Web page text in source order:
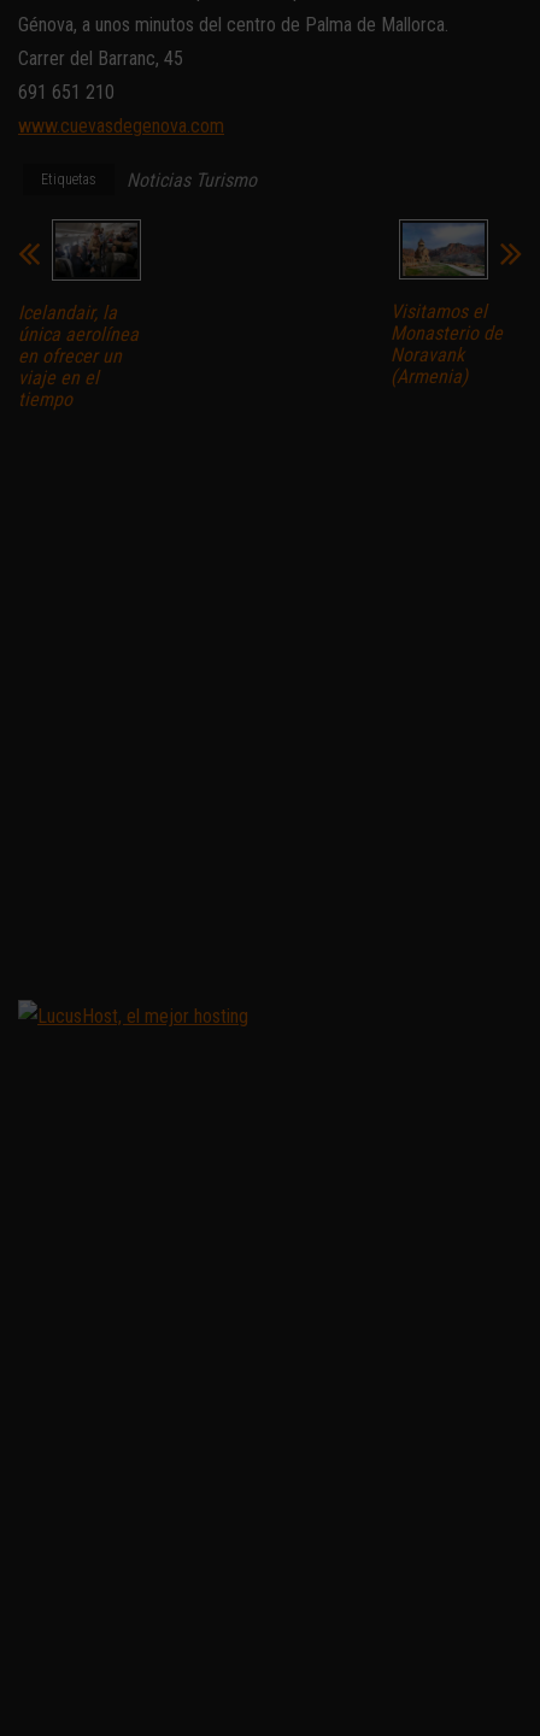
Génova, a unos minutos del centro de Palma de Mallorca.
Carrer del Barranc, 45
691 651 210
www.cuevasdegenova.com
Etiquetas Noticias Turismo
Icelandair, la
única aerolínea
en ofrecer un
viaje en el
tiempo
Visitamos el
Monasterio de
Noravank
(Armenia)